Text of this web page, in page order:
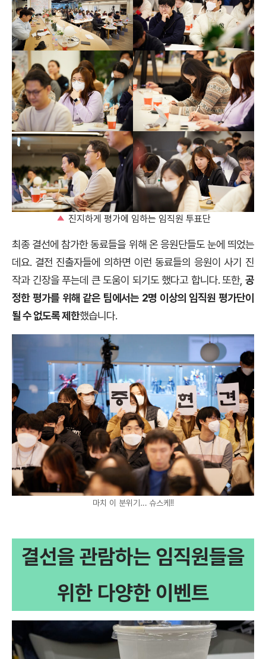
진지하게 평가에 임하는 임직원 투표단
최종 결선에 참가한 동료들을 위해 온 응원단들도 눈에 띄었는
데요. 결전 진출자들에 의하면 이런 동료들의 응원이 사기 진
작과 긴장을 푸는데 큰 도움이 되기도 했다고 합니다. 또한, 공
정한 평가를 위해 같은 팀에서는 2명 이상의 임직원 평가단이
될 수 없도록 제한했습니다.
마치 이 분위기… 슈스케!!
결선을 관람하는 임직원들을
위한 다양한 이벤트